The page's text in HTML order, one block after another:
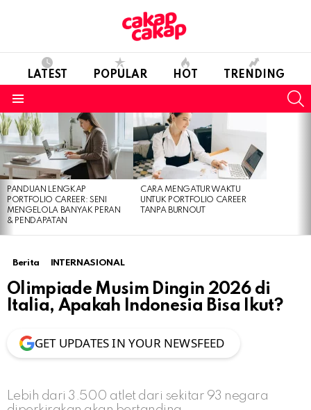
LATEST POPULAR HOT TRENDING
LATEST
STORIES
PANDUAN LENGKAP
PORTFOLIO CAREER: SENI
MENGELOLA BANYAK PERAN
& PENDAPATAN
CARA MENGATUR WAKTU
UNTUK PORTFOLIO CAREER
TANPA BURNOUT
Berita INTERNASIONAL
Olimpiade Musim Dingin 2026 di
Italia, Apakah Indonesia Bisa Ikut?
GET UPDATES IN YOUR NEWSFEED
Lebih dari 3.500 atlet dari sekitar 93 negara